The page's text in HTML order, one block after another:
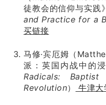
徒教会的信仰与实践
and Practice for a
买链接
马修·宾厄姆（
派：英国内战中的
Radicals:
Revolution） 牛津大